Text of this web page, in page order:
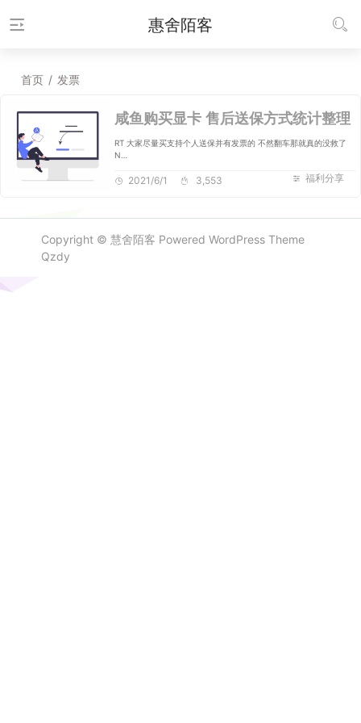
惠舍陌客
首页 / 发票
咸鱼购买显卡 售后送保方式统计整理
R​T​ ​大​家​尽​量​买​支​持​个​人​送​保​并​有​发​票​的​ ​不​然​翻​车​那​就​真​的​没​救​了​ ​ ​
N​…
福利分享
2021/6/1 3,553
Copyright © 慧舍陌客 Powered WordPressTheme
Qzdy